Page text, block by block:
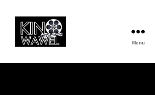
Menu